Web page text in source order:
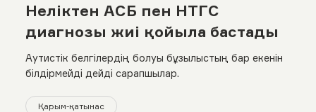
Неліктен АСБ пен НТГС
диагнозы жиі қойыла бастады
Аутистік белгілердің болуы бұзылыстың бар екенін
білдірмейді дейді сарапшылар.
Қарым-қатынас